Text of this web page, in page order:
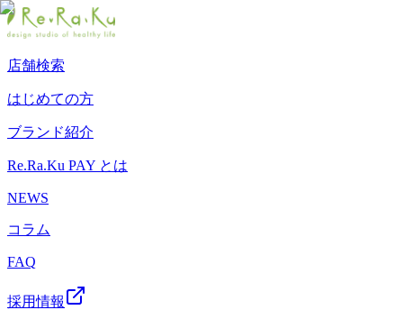
店舗検索
はじめての方
ブランド紹介
Re.Ra.Ku PAY とは
NEWS
コラム
FAQ
採用情報